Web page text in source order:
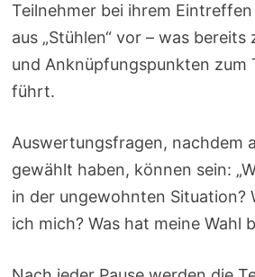
Teilnehmer bei ihrem
aus „Stühlen“ vor – was bereits
und Anknüpfungspunkten zum
führt.
Auswertungsfragen, nachdem
gewählt haben, können sein:
in der ungewohnten Situation?
ich mich? Was hat meine Wahl